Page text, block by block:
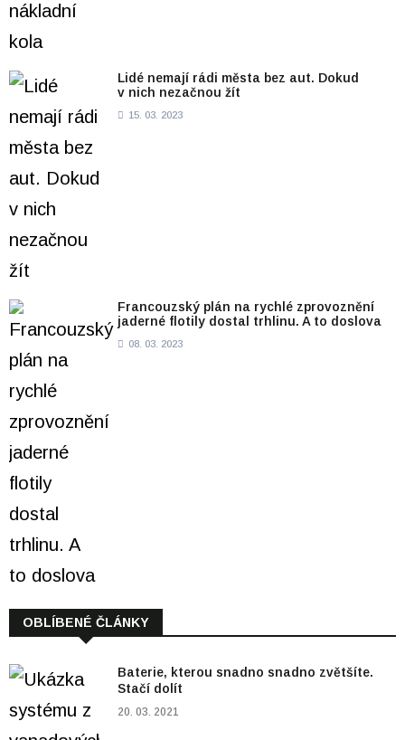
Lidé nemají rádi města bez aut. Dokud
v nich nezačnou žít
15. 03. 2023
Francouzský plán na rychlé zprovoznění
jaderné flotily dostal trhlinu. A to doslova
08. 03. 2023
OBLÍBENÉ ČLÁNKY
Baterie, kterou snadno snadno zvětšíte.
Stačí dolít
20. 03. 2021